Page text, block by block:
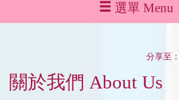
選單 Menu
分享至：
關於我們 About Us